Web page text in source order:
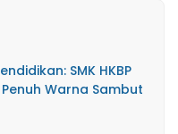
SMK HKBP
Warna Sambut